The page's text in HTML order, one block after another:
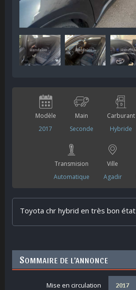
Modèle
2017
Main
Seconde
Carburant
Hybride
Transmision
Automatique
Ville
Agadir
Toyota chr hybrid en très bon état
SOMMAIRE DE L’ANNONCE
Mise en circulation 2017